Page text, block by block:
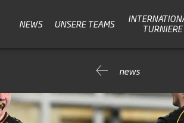
NEWS UNSERE TEAMS
TURNIERE
news